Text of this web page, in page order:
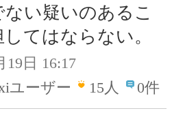
ない疑いのあるこ
てはならない。
19日 16:17
ユーザー
15人 0件